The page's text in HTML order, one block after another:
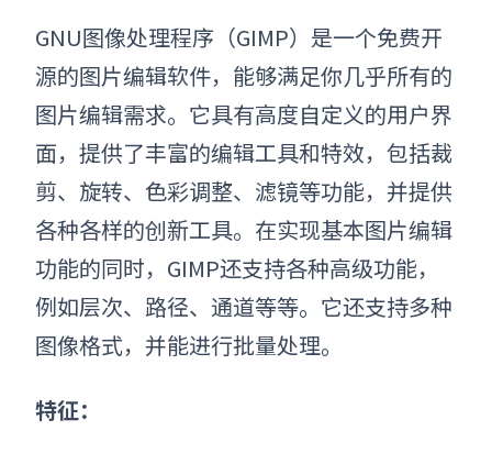
GNU图像处理程序（GIMP）是一个免费开
源的图片编辑软件，能够满足你几乎所有的
图片编辑需求。它具有高度自定义的用户界
面，提供了丰富的编辑工具和特效，包括裁
剪、旋转、色彩调整、滤镜等功能，并提供
各种各样的创新工具。在实现基本图片编辑
功能的同时，GIMP还支持各种高级功能，
例如层次、路径、通道等等。它还支持多种
图像格式，并能进行批量处理。
特征：